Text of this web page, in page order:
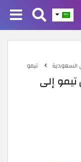
السعودية
تيمو
إلى